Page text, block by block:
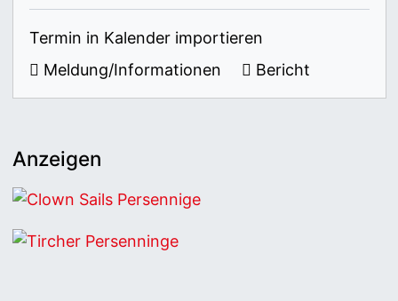
Termin in Kalender importieren
Meldung/Informationen
Bericht
Anzeigen